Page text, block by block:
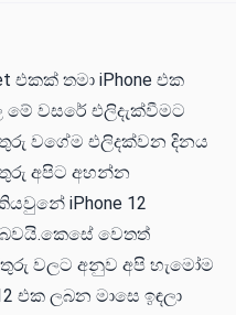
එකක් තමා iPhone එක
වසරේ එලිදැක්වීමට
වගේම එලිදක්වන දිනය
අපිට අහන්න
iPhone 12
වෙතත්
වලට අනුව අපි හැමෝම
එක ලබන මාසෙ ඉඳලා